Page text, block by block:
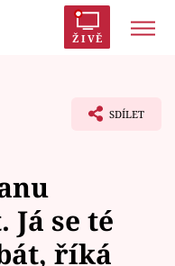
ŽIVĚ
SDÍLET
se té
říká